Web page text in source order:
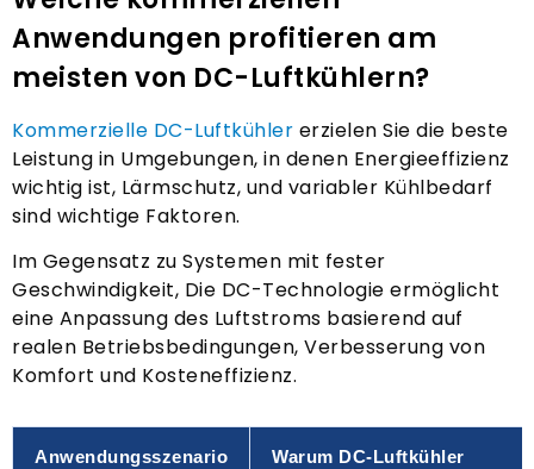
Anwendungen profitieren am
meisten von DC-Luftkühlern?
Kommerzielle DC-Luftkühler erzielen Sie die beste
Leistung in Umgebungen, in denen Energieeffizienz
wichtig ist, Lärmschutz, und variabler Kühlbedarf
sind wichtige Faktoren.
Im Gegensatz zu Systemen mit fester
Geschwindigkeit, Die DC-Technologie ermöglicht
eine Anpassung des Luftstroms basierend auf
realen Betriebsbedingungen, Verbesserung von
Komfort und Kosteneffizienz.
Anwendungsszenario
Warum DC-Luftkühler